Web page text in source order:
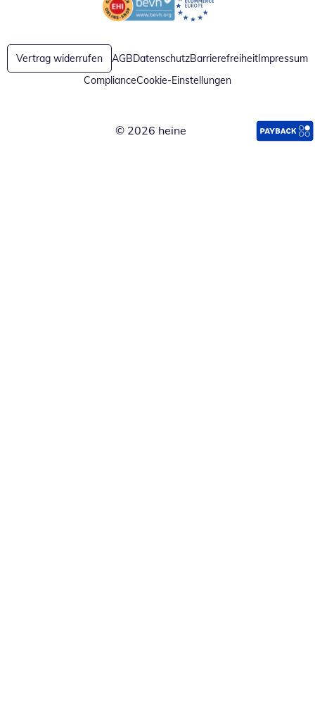
Öffnet in neuem FensterÖffnet in neuem Fenster
Vertrag widerrufen AGBDatenschutzBarrierefreiheitImpressum
ComplianceCookie-Einstellungen
© 2026 heine